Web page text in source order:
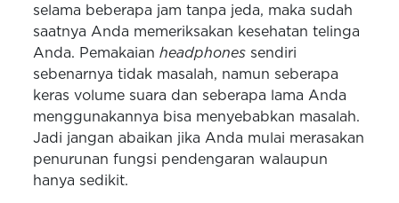
selama beberapa jam tanpa jeda, maka sudah
saatnya Anda memeriksakan kesehatan telinga
Anda. Pemakaianheadphones sendiri
sebenarnya tidak masalah, namun seberapa
keras volume suara dan seberapa lama Anda
menggunakannya bisa menyebabkan masalah.
Jadi jangan abaikan jika Anda mulai merasakan
penurunan fungsi pendengaran walaupun
hanya sedikit.